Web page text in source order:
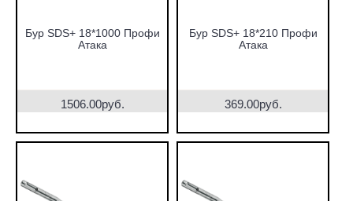
Бур SDS+ 18*1000 Профи
Атака
1506.00руб.
Бур SDS+ 18*210 Профи
Атака
369.00руб.